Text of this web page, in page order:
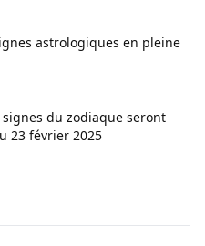
astrologiques en pleine
du zodiaque seront
23 février 2025